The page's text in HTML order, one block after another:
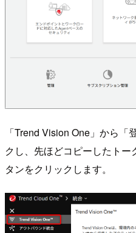
「Trend Vision One」から
クし、先ほどコピーしたト
タンをクリックします。